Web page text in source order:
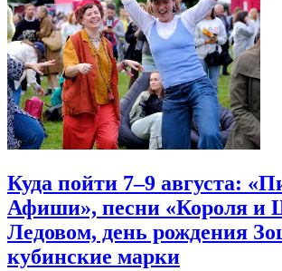
Куда пойти 7–9 августа:
Афиши», песни «Короля и
Ледовом, день рождения
кубинские марки